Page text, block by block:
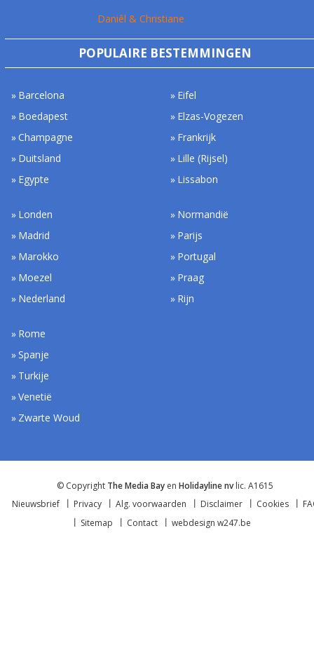
Daniêl & Christiane
POPULAIRE BESTEMMINGEN
Barcelona
Boedapest
Champagne
Duitsland
Egypte
Eifel
Elzas-Vogezen
Frankrijk
Lille (Rijsel)
Lissabon
Londen
Madrid
Marokko
Moezel
Nederland
Normandië
Parijs
Portugal
Praag
Rijn
Rome
Spanje
Turkije
Venetië
Zwarte Woud
© Copyright The Media Bay en Holidayline nvlic. A1615
Nieuwsbrief
Privacy Alg. voorwaarden Disclaimer Cookies
Sitemap
Contact webdesign w247.be